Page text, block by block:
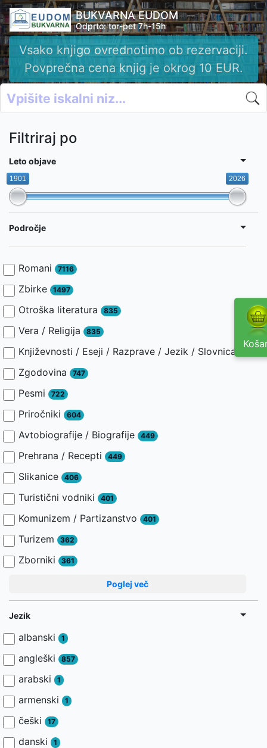
BUKVARNA EUDOM
Odprto: tor-pet 7h-15h
Vsako knjigo ovrednotimo ob rezervaciji.
Povprečna cena knjig je okrog 10 EUR.
Filtriraj po
Leto objave
1901 2026
Področje
Romani 7116
Zbirke 1497
Otroška literatura 835
Vera / Religija 835
Književnosti / Eseji / Razprave / Jezik / Slovnica /
Zgodovina
747
Pesmi 722
Priročniki 604
Avtobiografije / Biografije 449
Prehrana / Recepti 449
Slikanice 406
Turistični vodniki 401
Komunizem / Partizanstvo 401
Turizem 362
Zborniki 361
Poglej več
Jezik
albanski 1
angleški 857
arabski 1
armenski 1
češki 17
danski 1